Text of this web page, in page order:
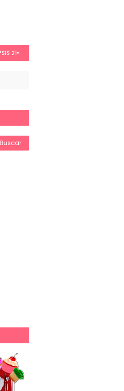
21»